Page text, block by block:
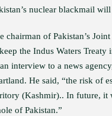
nuclear blackmail
chairman of Pakistan’s
the Indus Waters
interview to a news
He said, “the risk of
(Kashmir).. In future, it
of Pakistan.”